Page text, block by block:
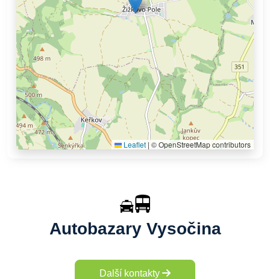
Leaflet | © OpenStreetMap contributors
Autobazary Vysočina
Další kontakty